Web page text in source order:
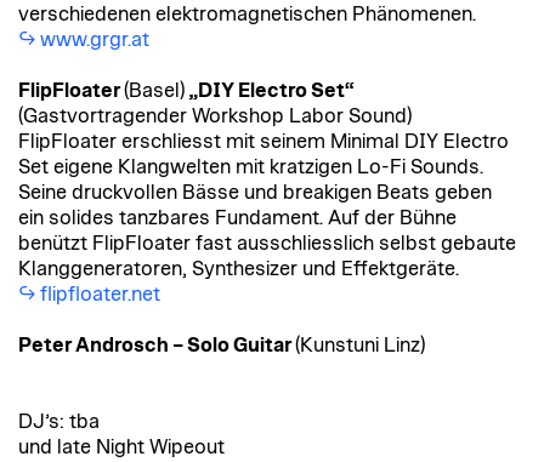
verschiedenen elektromagnetischen Phänomenen.
www.grgr.at
FlipFloater(Basel) „DIY Electro Set“
(Gastvortragender Workshop Labor Sound)
FlipFloater erschliesst mit seinem Minimal DIY Electro
Set eigene Klangwelten mit kratzigen Lo-Fi Sounds.
Seine druckvollen Bässe und breakigen Beats geben
ein solides tanzbares Fundament. Auf der Bühne
benützt FlipFloater fast ausschliesslich selbst gebaute
Klanggeneratoren, Synthesizer und Effektgeräte.
flipfloater.net
Peter Androsch – Solo Guitar(Kunstuni Linz)
DJ’s: tba
und late Night Wipeout